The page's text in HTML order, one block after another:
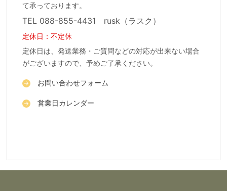
て承っております。
TEL 088-855-4431 rusk（ラスク）
定休日：不定休
定休日は、発送業務・ご質問などの対応が出来ない場合
がございますので、予めご了承ください。
お問い合わせフォーム
営業日カレンダー